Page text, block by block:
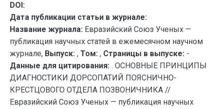
DOI:
Дата публикации статьи в журнале:
Название журнала: Евразийский Союз Ученых —
публикация научных статей в ежемесячном научном
журнале, Выпуск: , Том: , Страницы в выпуске: -
Данные для цитирования: . ОСНОВНЫЕ ПРИНЦИПЫ
ДИАГНОСТИКИ ДОРСОПАТИЙ ПОЯСНИЧНО-
КРЕСТЦОВОГО ОТДЕЛА ПОЗВОНИЧНИКА //
Евразийский Союз Ученых — публикация научных